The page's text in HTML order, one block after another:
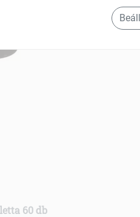
60 db